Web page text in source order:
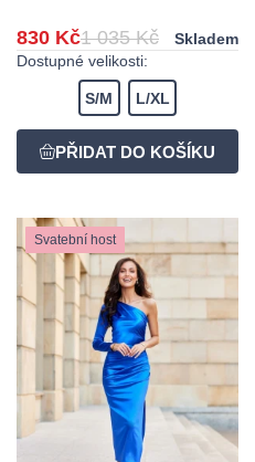
830 Kč1 035 Kč
Skladem
Dostupné velikosti:
S/M L/XL
Svatební host